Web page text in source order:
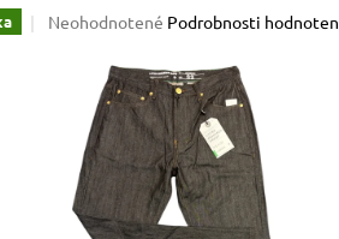
Priemerné
produktu
hviezdičiek.
Neohodnotené Podrobnosti